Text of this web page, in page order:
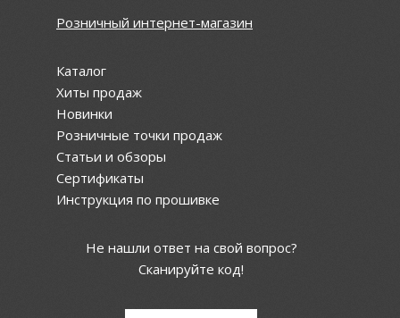
Розничный интернет-магазин
Каталог
Хиты продаж
Новинки
Розничные точки продаж
Статьи и обзоры
Сертификаты
Инструкция по прошивке
Не нашли ответ на свой вопрос?
Сканируйте код!